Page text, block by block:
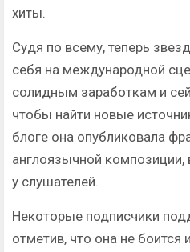
хиты.
Судя по всему, теперь
себя на международной
солидным заработкам и
чтобы найти новые
блоге она опубликовала
англоязычной
у слушателей.
Некоторые подписчики
отметив, что она не боится